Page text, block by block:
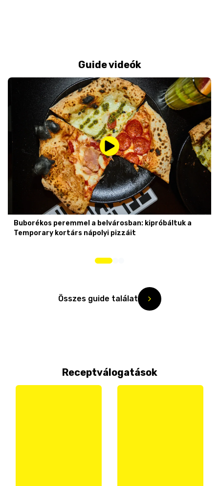
Guide videók
Buborékos peremmel a belvárosban: kipróbáltuk a
Temporary kortárs nápolyi pizzáit
Összes guide találat
Receptválogatások